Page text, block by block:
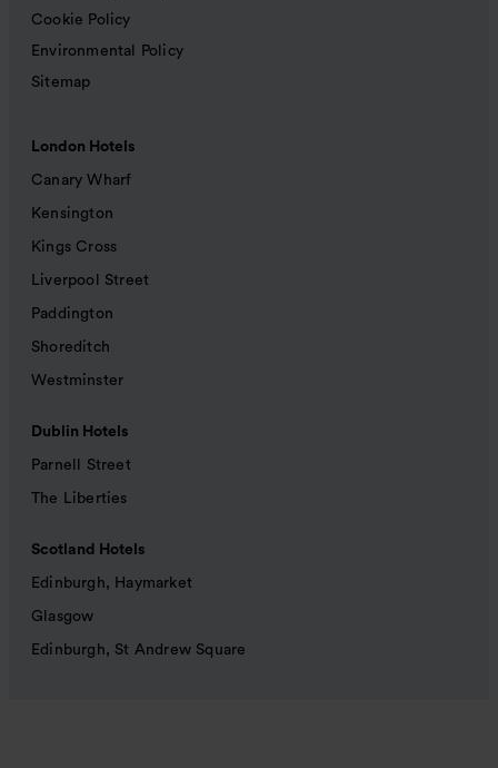
Cookie Policy
Environmental Policy
Sitemap
London Hotels
Canary Wharf
Kensington
Kings Cross
Liverpool Street
Paddington
Shoreditch
Westminster
Dublin Hotels
Parnell Street
The Liberties
Scotland Hotels
Edinburgh, Haymarket
Glasgow
Edinburgh, St Andrew Square